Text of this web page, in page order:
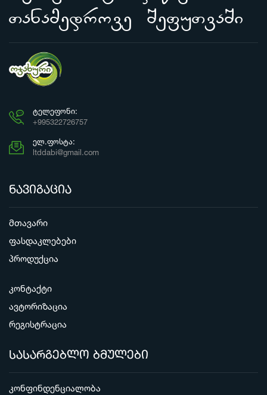
Tanamedrove SefuTvaSi
ᲢᲔᲚᲔᲤᲝᲜᲘ:
+995322726757
ᲔᲚ.ᲤᲝᲡᲢᲐ:
ltddabi@gmail.com
ნავიგაცია
მთავარი
ფასდაკლებები
პროდუქცია
კონტაქტი
ავტორიზაცია
რეგისტრაცია
სასარგებლო ბმულები
კონფინდენციალობა